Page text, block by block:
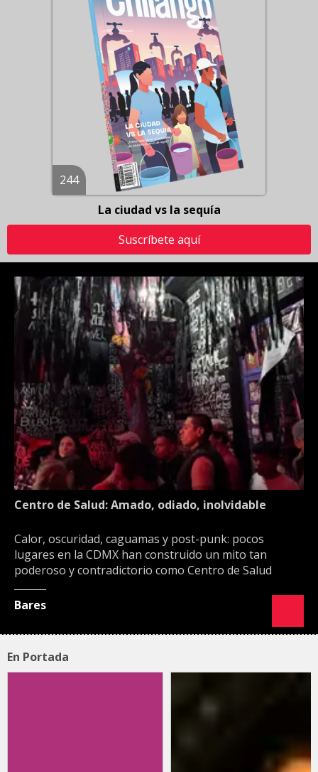
244
La ciudad vs la sequía
Suscríbete aquí
Centro de Salud: Amado, odiado, inolvidable
Calor, oscuridad, caguamas y post-punk: pocos
lugares en la CDMX han construido un mito tan
poderoso y contradictorio como Centro de Salud
Bares
En Portada